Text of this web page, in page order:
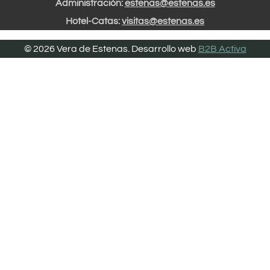
Administración:estenas@estenas.es
Hotel-Catas:visitas@estenas.es
© 2026 Vera de Estenas. Desarrollo web B2B Activa